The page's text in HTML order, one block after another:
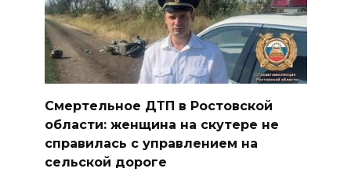
Смертельное ДТП в Ростовской
области: женщина на скутере не
справилась с управлением на
сельской дороге